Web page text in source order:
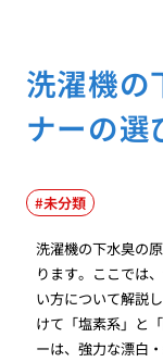
洗濯機の
ナーの選
未分類
洗濯機の下水臭の
ります。ここでは
い方について解説
けて「塩素系」と
ーは、強力な漂白